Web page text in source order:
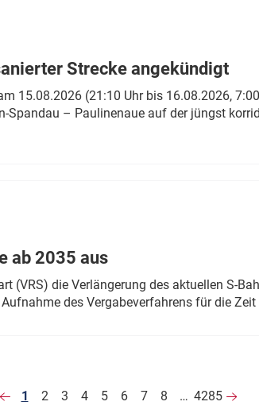
Strecke angekündigt
15.08.2026 (21:10 Uhr bis 16.08.2026,
Spandau – Paulinenaue auf der jüngst
ab 2035 aus
(VRS) die Verlängerung des aktuellen S-
des Vergabeverfahrens für die
1 2 3 4 5 6 7 8 … 4285